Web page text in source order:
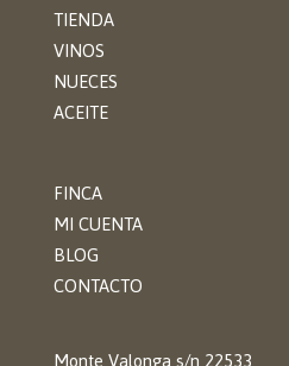
TIENDA
VINOS
NUECES
ACEITE
FINCA
MI CUENTA
BLOG
CONTACTO